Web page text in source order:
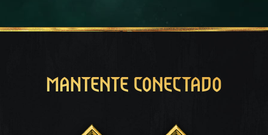
MANTENTE CONECTADO